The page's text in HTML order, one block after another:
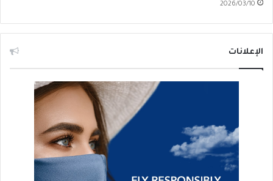
2026/03/10
الإعلانات